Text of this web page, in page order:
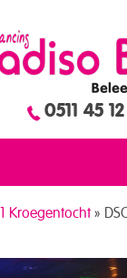
0511 45 12
11 Kroegentocht »